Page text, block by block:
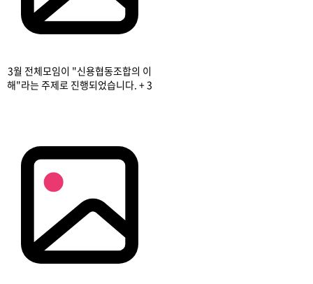
3월 전체모임이 "신용협동조합의 이
해"라는 주제로 진행되었습니다. + 3